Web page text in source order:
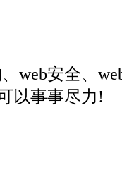
web安全、
以事事尽力!